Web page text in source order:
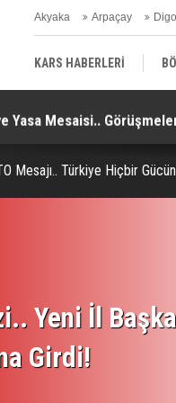
Akyaka Arpaçay
KARS HABERLERİ
EKONOMİ | FİNANS |
Yasa Mesaisi..
Mesajı.. Türkiye Hiçbir
Yeni İl
Girdi!